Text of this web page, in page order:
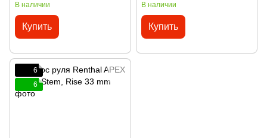
В наличии
Купить
В наличии
Купить
6
6